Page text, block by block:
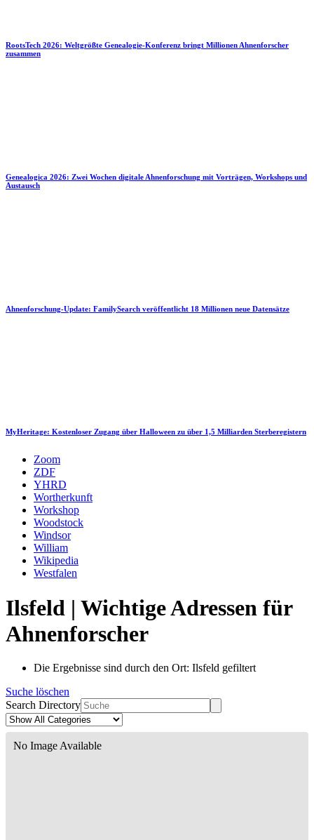
RootsTech 2026: Weltgrößte Genealogie-Konferenz bringt Millionen Ahnenforscher
zusammen
Genealogica 2026: Zwei Wochen digitale Ahnenforschung mit Vorträgen, Workshops und
Austausch
Ahnenforschung-Update: FamilySearch veröffentlicht 18 Millionen neue Datensätze
MyHeritage: Kostenloser Zugang über Halloween zu über 1,5 Milliarden Sterberegistern
Zoom
ZDF
YHRD
Wortherkunft
Workshop
Woodstock
Windsor
William
Wikipedia
Westfalen
Ilsfeld | Wichtige Adressen für
Ahnenforscher
Die Ergebnisse sind durch den Ort: Ilsfeld gefiltert
Suche löschen
Search Directory
No Image Available